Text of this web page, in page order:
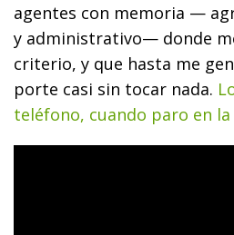
agentes con memoria —
y administrativo— donde
criterio, y que hasta me
porte casi sin tocar nada.
teléfono, cuando paro en